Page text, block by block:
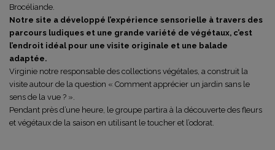
Brocéliande.
Notre site a développé l’expérience sensorielle à travers des
parcours ludiques et une grande variété de végétaux, c’est
l’endroit idéal pour une visite originale et une balade
adaptée.
Virginie notre responsable des collections végétales, a construit la
visite autour de la question « Comment apprécier un jardin sans le
sens de la vue ? ».
Pendant près d’une heure, le groupe partira à la découverte des fleurs
et végétaux de la saison en utilisant le toucher et l’odorat.